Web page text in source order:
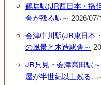
鶴居駅(JR西日本・播
舎が残る駅～ 2026/07/
会津中川駅(JR東日本
の風景と木造駅舎～
JR只見・会津高田駅
屋が半世紀以上残る…